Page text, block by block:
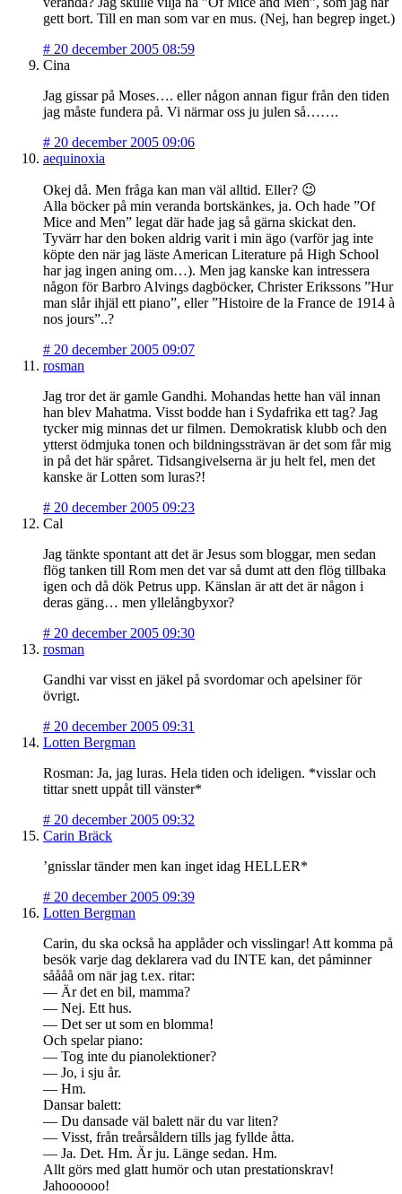
gett bort. Till en man som var en mus. (Nej, han begrep inget.)
# 20 december 2005 08:59
Cina
Jag gissar på Moses…. eller någon annan figur från den tiden
jag måste fundera på. Vi närmar oss ju julen så…….
# 20 december 2005 09:06
aequinoxia
Okej då. Men fråga kan man väl alltid. Eller? 😉
Alla böcker på min veranda bortskänkes, ja. Och hade ”Of
Mice and Men” legat där hade jag så gärna skickat den.
Tyvärr har den boken aldrig varit i min ägo (varför jag inte
köpte den när jag läste American Literature på High School
har jag ingen aning om…). Men jag kanske kan intressera
någon för Barbro Alvings dagböcker, Christer Erikssons ”Hur
man slår ihjäl ett piano”, eller ”Histoire de la France de 1914 à
nos jours”..?
# 20 december 2005 09:07
rosman
Jag tror det är gamle Gandhi. Mohandas hette han väl innan
han blev Mahatma. Visst bodde han i Sydafrika ett tag? Jag
tycker mig minnas det ur filmen. Demokratisk klubb och den
ytterst ödmjuka tonen och bildningssträvan är det som får mig
in på det här spåret. Tidsangivelserna är ju helt fel, men det
kanske är Lotten som luras?!
# 20 december 2005 09:23
Cal
Jag tänkte spontant att det är Jesus som bloggar, men sedan
flög tanken till Rom men det var så dumt att den flög tillbaka
igen och då dök Petrus upp. Känslan är att det är någon i
deras gäng… men yllelångbyxor?
# 20 december 2005 09:30
rosman
Gandhi var visst en jäkel på svordomar och apelsiner för
övrigt.
# 20 december 2005 09:31
Lotten Bergman
Rosman: Ja, jag luras. Hela tiden och ideligen. *visslar och
tittar snett uppåt till vänster*
# 20 december 2005 09:32
Carin Bräck
’gnisslar tänder men kan inget idag HELLER*
# 20 december 2005 09:39
Lotten Bergman
Carin, du ska också ha applåder och visslingar! Att komma på
besök varje dag deklarera vad du INTE kan, det påminner
såååå om när jag t.ex. ritar:
— Är det en bil, mamma?
— Nej. Ett hus.
— Det ser ut som en blomma!
Och spelar piano:
— Tog inte du pianolektioner?
— Jo, i sju år.
— Hm.
Dansar balett:
— Du dansade väl balett när du var liten?
— Visst, från treårsåldern tills jag fyllde åtta.
— Ja. Det. Hm. Är ju. Länge sedan. Hm.
Allt görs med glatt humör och utan prestationskrav!
Jahoooooo!